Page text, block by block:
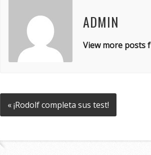
ADMIN
View more posts
« ¡Rodolf completa sus test!